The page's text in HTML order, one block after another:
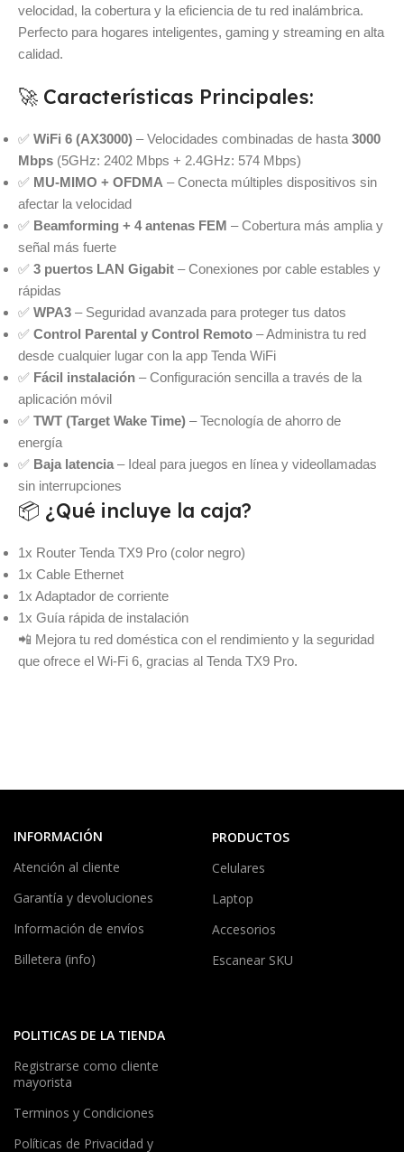
velocidad, la cobertura y la eficiencia de tu red inalámbrica.
Perfecto para hogares inteligentes, gaming y streaming en alta
calidad.
🚀 Características Principales:
✅ WiFi 6 (AX3000) – Velocidades combinadas de hasta3000
Mbps (5GHz: 2402 Mbps + 2.4GHz: 574 Mbps)
✅ MU-MIMO + OFDMA – Conecta múltiples dispositivos sin
afectar la velocidad
✅ Beamforming + 4 antenas FEM – Cobertura más amplia y
señal más fuerte
✅ 3 puertos LAN Gigabit – Conexiones por cable estables y
rápidas
✅ WPA3 – Seguridad avanzada para proteger tus datos
✅ Control Parental y Control Remoto – Administra tu red
desde cualquier lugar con la app Tenda WiFi
✅ Fácil instalación – Configuración sencilla a través de la
aplicación móvil
✅ TWT (Target Wake Time) – Tecnología de ahorro de
energía
✅ Baja latencia– Ideal para juegos en línea y videollamadas
sin interrupciones
📦 ¿Qué incluye la caja?
1x Router Tenda TX9 Pro (color negro)
1x Cable Ethernet
1x Adaptador de corriente
1x Guía rápida de instalación
📲 Mejora tu red doméstica con el rendimiento y la seguridad
que ofrece el Wi-Fi 6, gracias al Tenda TX9 Pro.
INFORMACIÓN
Atención al cliente
Garantía y devoluciones
Información de envíos
Billetera (info)
PRODUCTOS
Celulares
Laptop
Accesorios
Escanear SKU
POLITICAS DE LA TIENDA
Registrarse como cliente
mayorista
Terminos y Condiciones
Políticas de Privacidad y